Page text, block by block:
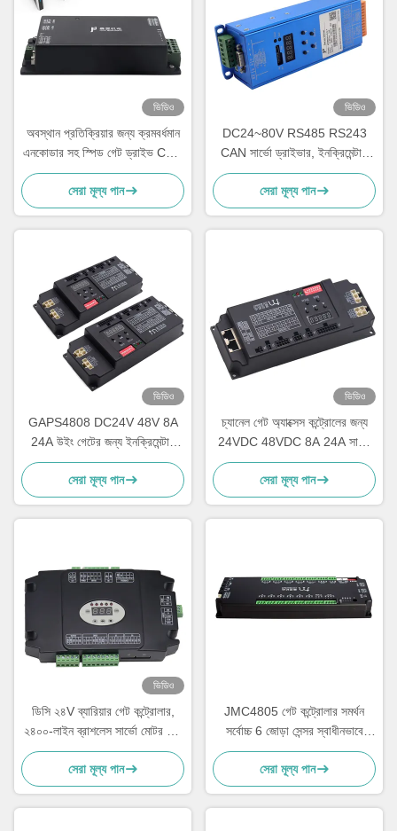
ভিডিও
অবস্থান প্রতিক্রিয়ার জন্য ক্রমবর্ধমান
এনকোডার সহ স্পিড গেট ড্রাইভ CAN
RS232 RS485 24A 48V
সেরা মূল্য পান
ভিডিও
DC24~80V RS485 RS243
CAN সার্ভো ড্রাইভার, ইনক্রিমেন্টাল
এনকোডার, সিই RoHS গেট লো-
ভোল্টেজ সার্ভো ড্রাইভার।
সেরা মূল্য পান
ভিডিও
GAPS4808 DC24V 48V 8A
24A উইং গেটের জন্য ইনক্রিমেন্টাল
এনকোডার সার্ভো মোটর ড্রাইভ
সেরা মূল্য পান
ভিডিও
চ্যানেল গেট অ্যাক্সেস কন্ট্রোলের জন্য
24VDC 48VDC 8A 24A সার্ভো
ড্রাইভ
সেরা মূল্য পান
ভিডিও
ডিসি ২৪V ব্যারিয়ার গেট কন্ট্রোলার,
২৪০০-লাইন ব্রাশলেস সার্ভো মোটর এবং
পার্কিং লটের জন্য অ্যান্টি-স্ম্যাশ সুরক্ষা সহ
সেরা মূল্য পান
JMC4805 গেট কন্ট্রোলার সমর্থন
সর্বোচ্চ 6 জোড়া সেন্সর স্বাধীনভাবে
ইনপুট
সেরা মূল্য পান